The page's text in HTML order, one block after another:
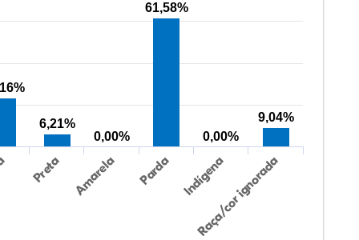
Preta Amarela Parda Indígena
Raça/cor ignorada
6,21%
0,00%
61,58%
0,00%
9,04%